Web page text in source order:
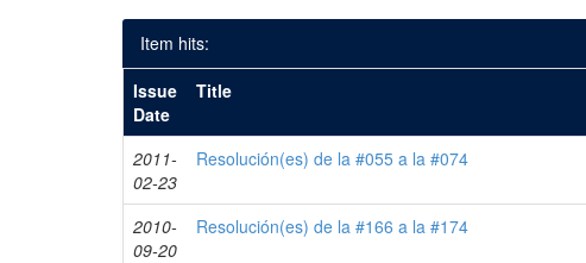
Item hits:
Issue
Date
Title
2011-
02-23
Resolución(es) de la #055 a la #074
2010-
09-20
Resolución(es) de la #166 a la #174